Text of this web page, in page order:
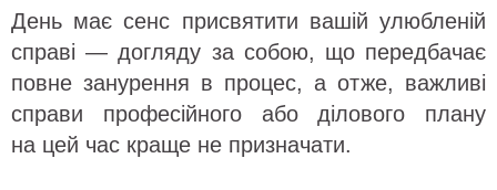
День має сенс присвятити вашій улюбленій
справі — догляду за собою, що передбачає
повне занурення в процес, а отже, важливі
справи професійного або ділового плану
на цей час краще не призначати.